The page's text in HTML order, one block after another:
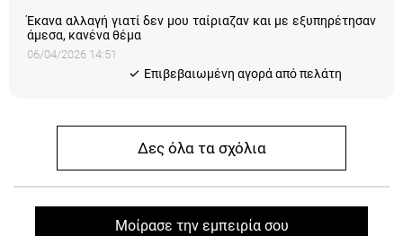
Έκανα αλλαγή γιατί δεν μου ταίριαζαν και με εξυπηρέτησαν
άμεσα, κανένα θέμα
06/04/2026 14:51
Eπιβεβαιωμένη αγορά από πελάτη
Δες όλα τα σχόλια
Μοίρασε την εμπειρία σου